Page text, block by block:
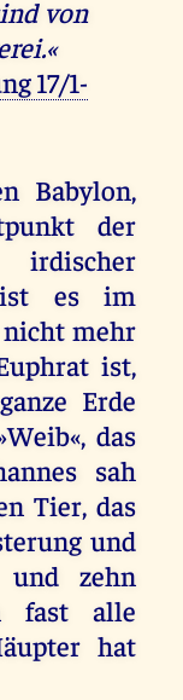
von
17/1-
Babylon,
der
irdischer
ist es im
nicht mehr
ist,
Erde
das
sah
Tier, das
und
und zehn
fast alle
hat